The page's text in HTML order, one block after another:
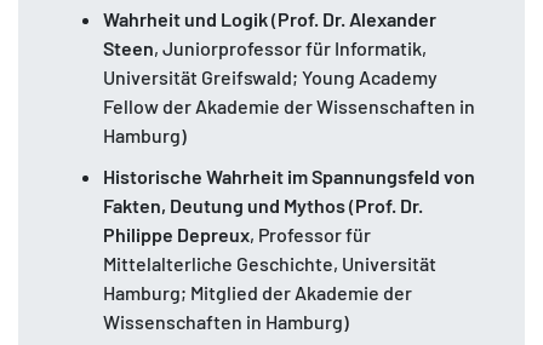
Wahrheit und Logik(Prof. Dr. Alexander
Steen, Juniorprofessor für Informatik,
Universität Greifswald; Young Academy
Fellow der Akademie der Wissenschaften in
Hamburg)
Historische Wahrheit im Spannungsfeld von
Fakten, Deutung und Mythos(Prof. Dr.
Philippe Depreux, Professor für
Mittelalterliche Geschichte, Universität
Hamburg; Mitglied der Akademie der
Wissenschaften in Hamburg)